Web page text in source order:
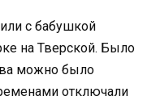
с бабушкой
на Тверской. Было
можно было
отключали